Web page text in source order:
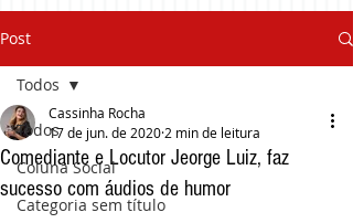
Post
Todos
Coluna Social
Categoria sem título
Todos
Comediante e Locutor Jeorge Luiz, faz
sucesso com áudios de humor
Cassinha Rocha
17 de jun. de 2020 2 min de leitura